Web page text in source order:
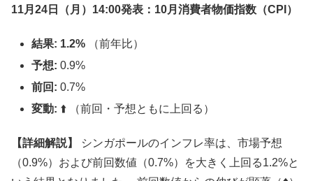
11月24日（月）14:00発表：10月消費者物価指数（CPI）
結果: 1.2% （前年比）
予想: 0.9%
前回: 0.7%
変動: ⬆️ （前回・予想ともに上回る）
【詳細解説】
シンガポールのインフレ率は、市場予想
（0.9%）および前回数値（0.7%）を大きく上回る1.2%と